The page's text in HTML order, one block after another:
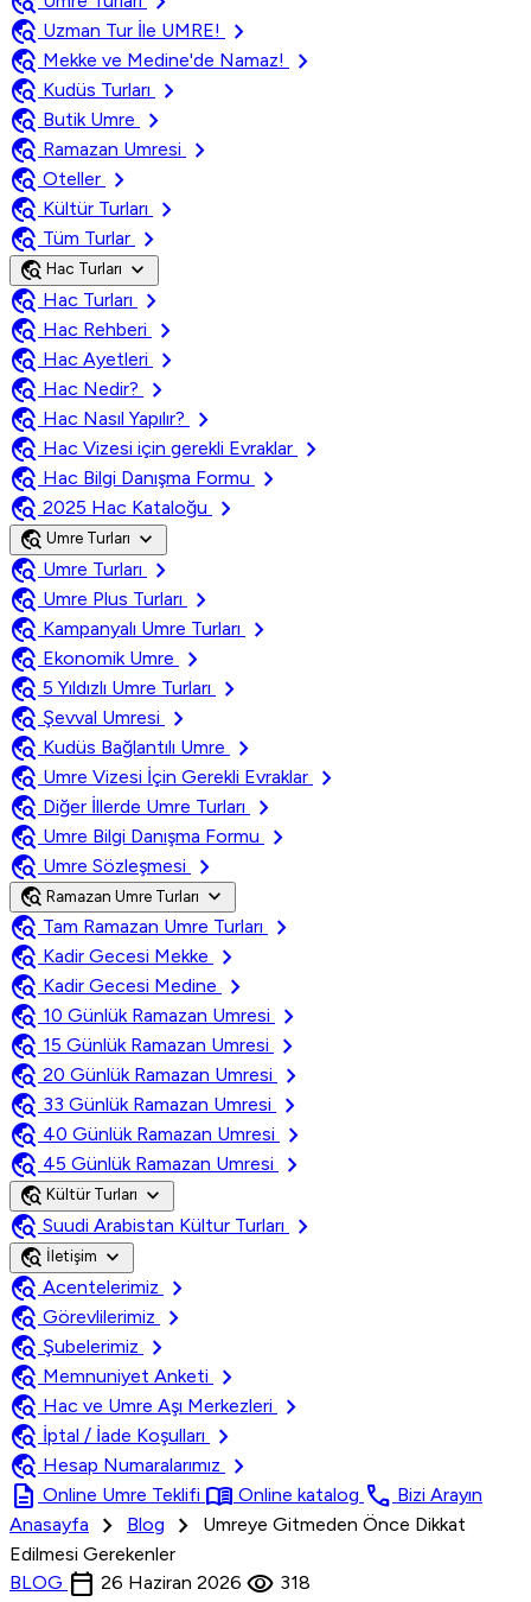
travel_explore Uzman Tur İle UMRE!
chevron_right
travel_explore Mekke ve Medine'de Namaz!
chevron_right
travel_explore Kudüs Turları
chevron_right
travel_explore Butik Umre
chevron_right
travel_explore Ramazan Umresi
chevron_right
travel_explore Oteller
chevron_right
travel_explore Kültür Turları
chevron_right
travel_explore Tüm Turlar chevron_right
travel_explore Hac Turları expand_more
travel_explore Hac Turları
chevron_right
travel_explore Hac Rehberi
chevron_right
travel_explore Hac Ayetleri
chevron_right
travel_explore Hac Nedir?
chevron_right
travel_explore Hac Nasıl Yapılır?
chevron_right
travel_explore Hac Vizesi için gerekli Evraklar
chevron_right
travel_explore Hac Bilgi Danışma Formu
chevron_right
travel_explore 2025 Hac Kataloğu chevron_right
travel_explore Umre Turları expand_more
travel_explore Umre Turları
chevron_right
travel_explore Umre Plus Turları
chevron_right
travel_explore Kampanyalı Umre Turları
chevron_right
travel_explore Ekonomik Umre
chevron_right
travel_explore 5 Yıldızlı Umre Turları
chevron_right
travel_explore Şevval Umresi
chevron_right
travel_explore Kudüs Bağlantılı Umre
chevron_right
travel_explore Umre Vizesi İçin Gerekli Evraklar
chevron_right
travel_explore Diğer İllerde Umre Turları
chevron_right
travel_explore Umre Bilgi Danışma Formu
chevron_right
travel_explore Umre Sözleşmesi chevron_right
travel_explore Ramazan Umre Turları expand_more
travel_explore Tam Ramazan Umre Turları
chevron_right
travel_explore Kadir Gecesi Mekke
chevron_right
travel_explore Kadir Gecesi Medine
chevron_right
travel_explore 10 Günlük Ramazan Umresi
chevron_right
travel_explore 15 Günlük Ramazan Umresi
chevron_right
travel_explore 20 Günlük Ramazan Umresi
chevron_right
travel_explore 33 Günlük Ramazan Umresi
chevron_right
travel_explore 40 Günlük Ramazan Umresi
chevron_right
travel_explore 45 Günlük Ramazan Umresi chevron_right
travel_explore Kültür Turları expand_more
travel_explore Suudi Arabistan Kültur Turları chevron_right
travel_explore İletişim expand_more
travel_explore Acentelerimiz
chevron_right
travel_explore Görevlilerimiz
chevron_right
travel_explore Şubelerimiz
chevron_right
travel_explore Memnuniyet Anketi
chevron_right
travel_explore Hac ve Umre Aşı Merkezleri
chevron_right
travel_explore İptal / İade Koşulları
chevron_right
travel_explore Hesap Numaralarımız
chevron_right
description Online Umre Teklifi menu_book Online katalog call Bizi Arayın
Anasayfa
chevron_right Blog chevron_right
Umreye Gitmeden Önce Dikkat
Edilmesi Gerekenler
BLOG calendar_today 26 Haziran 2026 visibility 318